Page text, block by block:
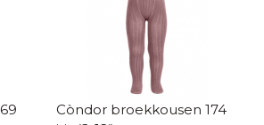
Còndor broekkousen 174